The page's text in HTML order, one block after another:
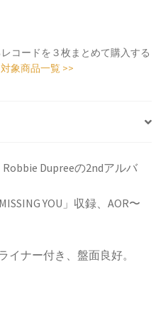
コードを３枚まとめて購入する
対象商品一覧 >>
Dupreeの2ndアルバ
YOU」収録、AOR〜
イナー付き、盤面良好。